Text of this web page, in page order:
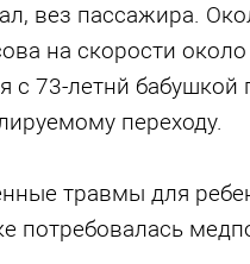
вез пассажира.
на скорости
с 73-летнй бабушкой
переходу.
травмы для
потребовалась